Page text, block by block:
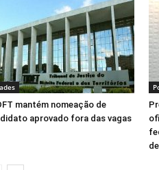
mantém nomeação de
aprovado fora das vagas